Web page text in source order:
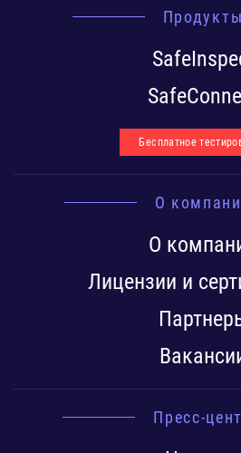
Продукты
Бесплатное
О
О
Лицензии и
Пресс-